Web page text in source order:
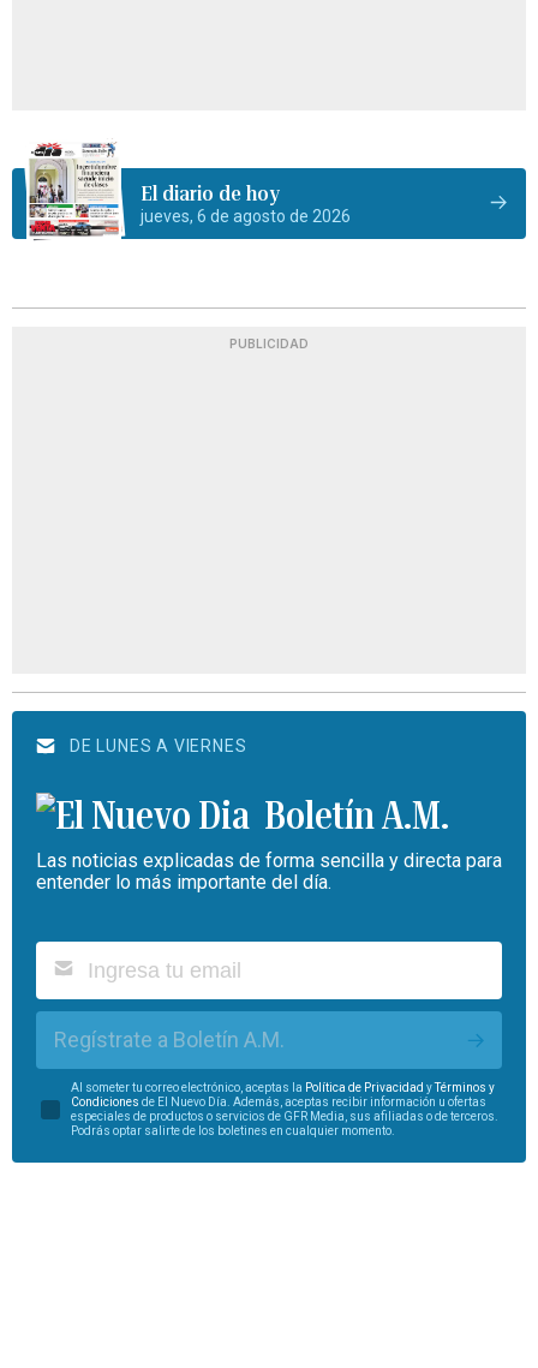
El diario de hoy
jueves, 6 de agosto de 2026
PUBLICIDAD
DE LUNES A VIERNES
Boletín A.M.
Las noticias explicadas de forma sencilla y directa para
entender lo más importante del día.
Regístrate a Boletín A.M.
Al someter tu correo electrónico, aceptas la Política de Privacidad yTérminos y
Condiciones de El Nuevo Día. Además, aceptas recibir información u ofertas
especiales de productos o servicios de GFR Media, sus afiliadas o de terceros.
Podrás optar salirte de los boletines en cualquier momento.